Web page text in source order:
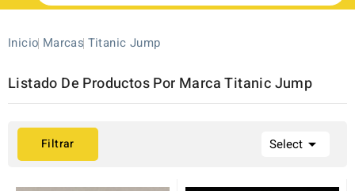
Inicio Marcas Titanic Jump
Listado De Productos Por Marca Titanic Jump
Filtrar Select 